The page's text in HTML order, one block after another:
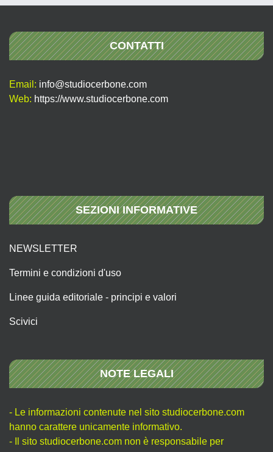
CONTATTI
Email: info@studiocerbone.com
Web: https://www.studiocerbone.com
SEZIONI INFORMATIVE
NEWSLETTER
Termini e condizioni d'uso
Linee guida editoriale - principi e valori
Scivici
NOTE LEGALI
- Le informazioni contenute nel sito studiocerbone.com
hanno carattere unicamente informativo.
- Il sito studiocerbone.com non è responsabile per